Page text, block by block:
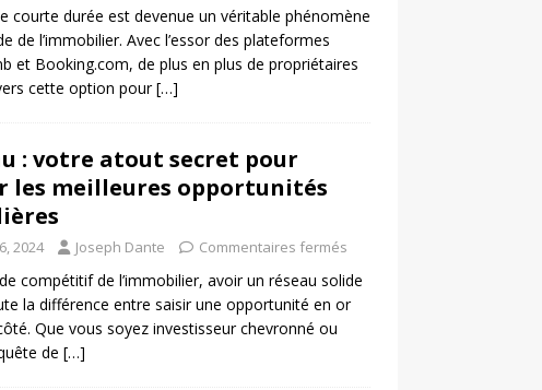
courte durée est devenue un véritable phénomène
de l’immobilier. Avec l’essor des plateformes
et Booking.com, de plus en plus de propriétaires
cette option pour[…]
: votre atout secret pour
les meilleures opportunités
2024 Joseph Dante Commentaires fermés
compétitif de l’immobilier, avoir un réseau solide
la différence entre saisir une opportunité en or
Que vous soyez investisseur chevronné ou
de […]